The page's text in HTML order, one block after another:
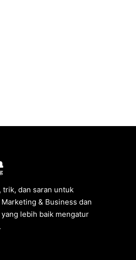
trik, dan saran untuk
& Business dan
lebih baik mengatur